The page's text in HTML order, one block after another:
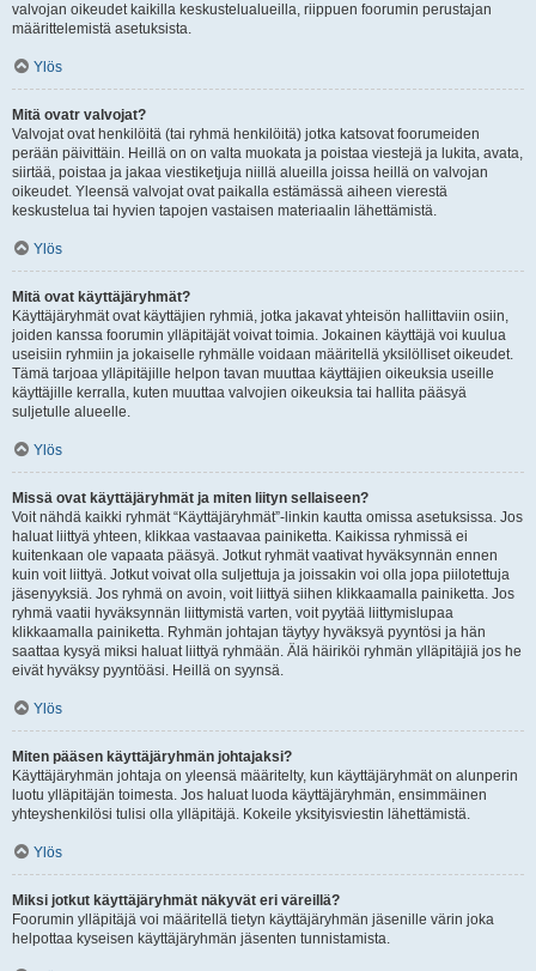
valvojan oikeudet kaikilla keskustelualueilla, riippuen foorumin perustajan
määrittelemistä asetuksista.
Ylös
Mitä ovatr valvojat?
Valvojat ovat henkilöitä (tai ryhmä henkilöitä) jotka katsovat foorumeiden
perään päivittäin. Heillä on on valta muokata ja poistaa viestejä ja lukita, avata,
siirtää, poistaa ja jakaa viestiketjuja niillä alueilla joissa heillä on valvojan
oikeudet. Yleensä valvojat ovat paikalla estämässä aiheen vierestä
keskustelua tai hyvien tapojen vastaisen materiaalin lähettämistä.
Ylös
Mitä ovat käyttäjäryhmät?
Käyttäjäryhmät ovat käyttäjien ryhmiä, jotka jakavat yhteisön hallittaviin osiin,
joiden kanssa foorumin ylläpitäjät voivat toimia. Jokainen käyttäjä voi kuulua
useisiin ryhmiin ja jokaiselle ryhmälle voidaan määritellä yksilölliset oikeudet.
Tämä tarjoaa ylläpitäjille helpon tavan muuttaa käyttäjien oikeuksia useille
käyttäjille kerralla, kuten muuttaa valvojien oikeuksia tai hallita pääsyä
suljetulle alueelle.
Ylös
Missä ovat käyttäjäryhmät ja miten liityn sellaiseen?
Voit nähdä kaikki ryhmät “Käyttäjäryhmät”-linkin kautta omissa asetuksissa. Jos
haluat liittyä yhteen, klikkaa vastaavaa painiketta. Kaikissa ryhmissä ei
kuitenkaan ole vapaata pääsyä. Jotkut ryhmät vaativat hyväksynnän ennen
kuin voit liittyä. Jotkut voivat olla suljettuja ja joissakin voi olla jopa piilotettuja
jäsenyyksiä. Jos ryhmä on avoin, voit liittyä siihen klikkaamalla painiketta. Jos
ryhmä vaatii hyväksynnän liittymistä varten, voit pyytää liittymislupaa
klikkaamalla painiketta. Ryhmän johtajan täytyy hyväksyä pyyntösi ja hän
saattaa kysyä miksi haluat liittyä ryhmään. Älä häiriköi ryhmän ylläpitäjiä jos he
eivät hyväksy pyyntöäsi. Heillä on syynsä.
Ylös
Miten pääsen käyttäjäryhmän johtajaksi?
Käyttäjäryhmän johtaja on yleensä määritelty, kun käyttäjäryhmät on alunperin
luotu ylläpitäjän toimesta. Jos haluat luoda käyttäjäryhmän, ensimmäinen
yhteyshenkilösi tulisi olla ylläpitäjä. Kokeile yksityisviestin lähettämistä.
Ylös
Miksi jotkut käyttäjäryhmät näkyvät eri väreillä?
Foorumin ylläpitäjä voi määritellä tietyn käyttäjäryhmän jäsenille värin joka
helpottaa kyseisen käyttäjäryhmän jäsenten tunnistamista.